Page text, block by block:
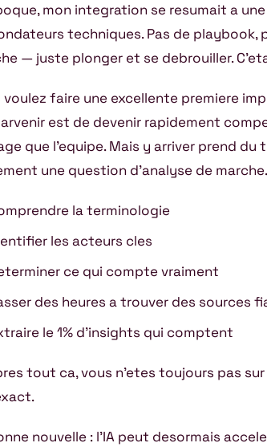
mon integration se resumait a
techniques. Pas de playbook,
— juste plonger et se debrouiller.
voulez faire une excellente premiere
est de devenir rapidement
que l’equipe. Mais y arriver prend du
une question d’analyse de marche.
la terminologie
les acteurs cles
ce qui compte vraiment
des heures a trouver des sources
le 1% d’insights qui comptent
tout ca, vous n’etes toujours pas
nouvelle : l’IA peut desormais